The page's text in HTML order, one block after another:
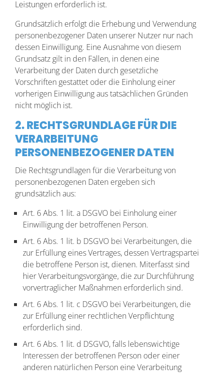
Leistungen erforderlich ist.
Grundsätzlich erfolgt die Erhebung und Verwendung
personenbezogener Daten unserer Nutzer nur nach
dessen Einwilligung. Eine Ausnahme von diesem
Grundsatz gilt in den Fällen, in denen eine
Verarbeitung der Daten durch gesetzliche
Vorschriften gestattet oder die Einholung einer
vorherigen Einwilligung aus tatsächlichen Gründen
nicht möglich ist.
2. RECHTSGRUNDLAGE FÜR DIE
VERARBEITUNG
PERSONENBEZOGENER DATEN
Die Rechtsgrundlagen für die Verarbeitung von
personenbezogenen Daten ergeben sich
grundsätzlich aus:
Art. 6 Abs. 1 lit. a DSGVO bei Einholung einer
Einwilligung der betroffenen Person.
Art. 6 Abs. 1 lit. b DSGVO bei Verarbeitungen, die
zur Erfüllung eines Vertrages, dessen Vertragspartei
die betroffene Person ist, dienen. Miterfasst sind
hier Verarbeitungsvorgänge, die zur Durchführung
vorvertraglicher Maßnahmen erforderlich sind.
Art. 6 Abs. 1 lit. c DSGVO bei Verarbeitungen, die
zur Erfüllung einer rechtlichen Verpflichtung
erforderlich sind.
Art. 6 Abs. 1 lit. d DSGVO, falls lebenswichtige
Interessen der betroffenen Person oder einer
anderen natürlichen Person eine Verarbeitung